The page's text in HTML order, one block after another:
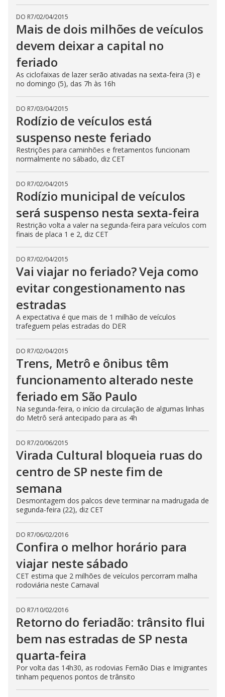
DO R7/02/04/2015
Mais de dois milhões de veículos
devem deixar a capital no
feriado
As ciclofaixas de lazer serão ativadas na sexta-feira (3) e
no domingo (5), das 7h às 16h
DO R7/03/04/2015
Rodízio de veículos está
suspenso neste feriado
Restrições para caminhões e fretamentos funcionam
normalmente no sábado, diz CET
DO R7/02/04/2015
Rodízio municipal de veículos
será suspenso nesta sexta-feira
Restrição volta a valer na segunda-feira para veículos com
finais de placa 1 e 2, diz CET
DO R7/02/04/2015
Vai viajar no feriado? Veja como
evitar congestionamento nas
estradas
A expectativa é que mais de 1 milhão de veículos
trafeguem pelas estradas do DER
DO R7/02/04/2015
Trens, Metrô e ônibus têm
funcionamento alterado neste
feriado em São Paulo
Na segunda-feira, o início da circulação de algumas linhas
do Metrô será antecipado para as 4h
DO R7/20/06/2015
Virada Cultural bloqueia ruas do
centro de SP neste fim de
semana
Desmontagem dos palcos deve terminar na madrugada de
segunda-feira (22), diz CET
DO R7/06/02/2016
Confira o melhor horário para
viajar neste sábado
CET estima que 2 milhões de veículos percorram malha
rodoviária neste Carnaval
DO R7/10/02/2016
Retorno do feriadão: trânsito flui
bem nas estradas de SP nesta
quarta-feira
Por volta das 14h30, as rodovias Fernão Dias e Imigrantes
tinham pequenos pontos de trânsito